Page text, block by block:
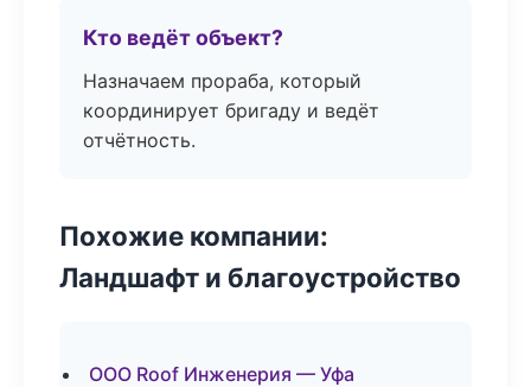
Кто ведёт объект?
Назначаем прораба, который
координирует бригаду и ведёт
отчётность.
Похожие компании:
Ландшафт и благоустройство
ООО Roof Инженерия — Уфа